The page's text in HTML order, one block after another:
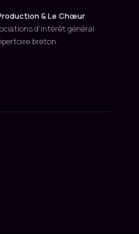
& Le Chœur
d'intérêt général
breton.